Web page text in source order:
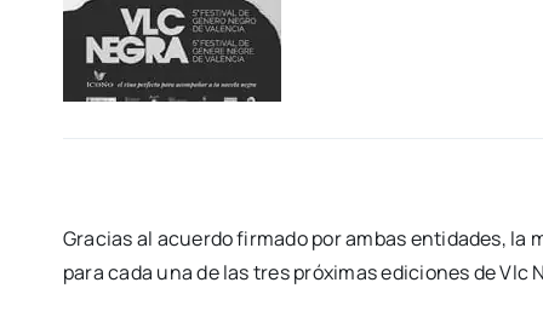
Gra­cias al acuer­do fir­ma­do por ambas enti­da­des,
para cada una de las tres pró­xi­mas edi­cio­nes de Vlc